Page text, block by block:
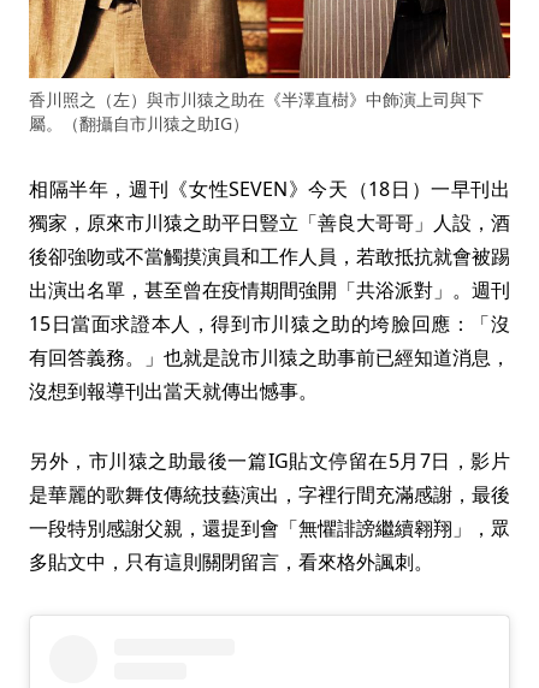
香川照之（左）與市川猿之助在《半澤直樹》中飾演上司與下
屬。（翻攝自市川猿之助IG）
相隔半年，週刊《女性SEVEN》今天（18日）一早刊出
獨家，原來市川猿之助平日豎立「善良大哥哥」人設，酒
後卻強吻或不當觸摸演員和工作人員，若敢抵抗就會被踢
出演出名單，甚至曾在疫情期間強開「共浴派對」。週刊
15日當面求證本人，得到市川猿之助的垮臉回應：「沒
有回答義務。」也就是說市川猿之助事前已經知道消息，
沒想到報導刊出當天就傳出憾事。
另外，市川猿之助最後一篇IG貼文停留在5月7日，影片
是華麗的歌舞伎傳統技藝演出，字裡行間充滿感謝，最後
一段特別感謝父親，還提到會「無懼誹謗繼續翱翔」，眾
多貼文中，只有這則關閉留言，看來格外諷刺。